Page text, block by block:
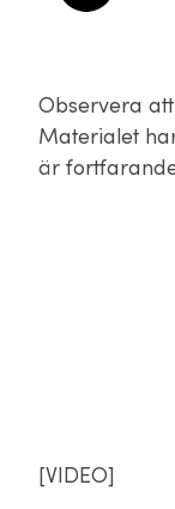
Observera
Materialet
är
[VIDEO]